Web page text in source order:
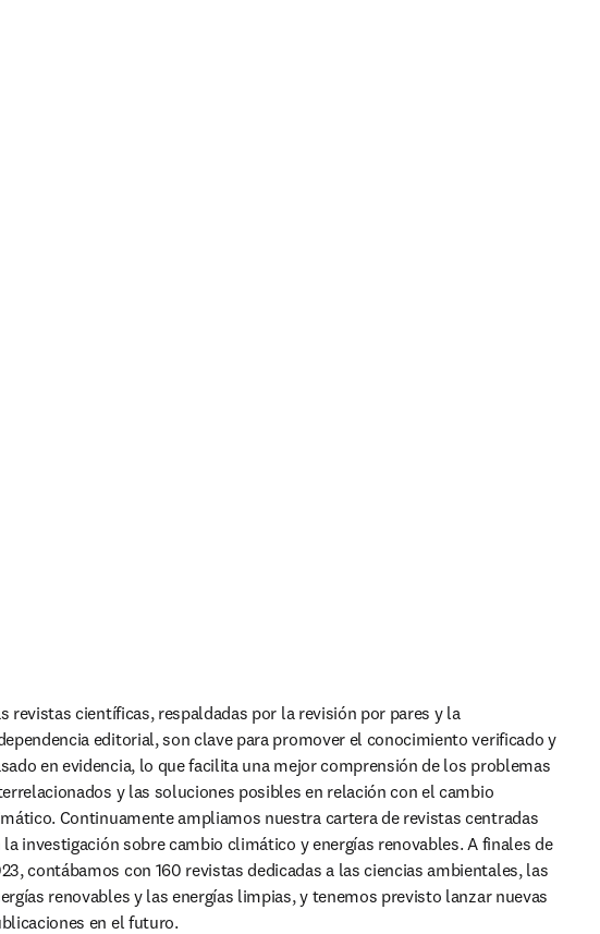
revistas científicas, respaldadas por la revisión por pares y la
editorial, son clave para promover el conocimiento verificado y
en evidencia, lo que facilita una mejor comprensión de los problemas
y las soluciones posibles en relación con el cambio
Continuamente ampliamos nuestra cartera de revistas centradas
la investigación sobre cambio climático y energías renovables. A finales de
contábamos con 160 revistas dedicadas a las ciencias ambientales, las
renovables y las energías limpias, y tenemos previsto lanzar nuevas
en el futuro.